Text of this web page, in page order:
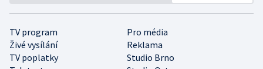
TV program
Pro média
Živé vysílání
Reklama
TV poplatky
Studio Brno